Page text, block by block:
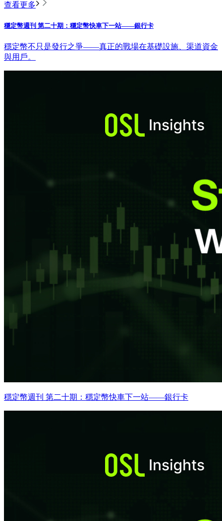
查看更多
穩定幣週刊 第二十期：穩定幣快車下一站——銀行卡
穩定幣不只是發行之爭——真正的戰場在基礎設施、渠道資金
與用戶。
穩定幣週刊 第二十期：穩定幣快車下一站——銀行卡